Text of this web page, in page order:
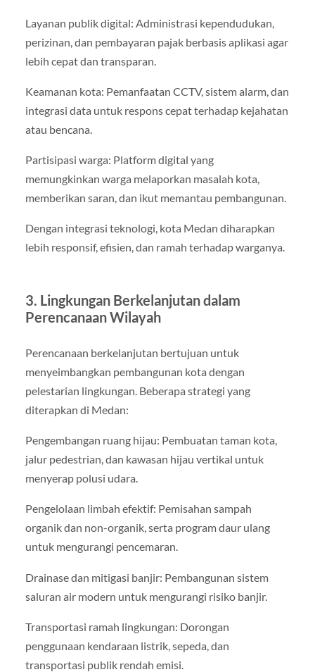
Layanan publik digital: Administrasi kependudukan,
perizinan, dan pembayaran pajak berbasis aplikasi agar
lebih cepat dan transparan.
Keamanan kota: Pemanfaatan CCTV, sistem alarm, dan
integrasi data untuk respons cepat terhadap kejahatan
atau bencana.
Partisipasi warga: Platform digital yang
memungkinkan warga melaporkan masalah kota,
memberikan saran, dan ikut memantau pembangunan.
Dengan integrasi teknologi, kota Medan diharapkan
lebih responsif, efisien, dan ramah terhadap warganya.
3. Lingkungan Berkelanjutan dalam
Perencanaan Wilayah
Perencanaan berkelanjutan bertujuan untuk
menyeimbangkan pembangunan kota dengan
pelestarian lingkungan. Beberapa strategi yang
diterapkan di Medan:
Pengembangan ruang hijau: Pembuatan taman kota,
jalur pedestrian, dan kawasan hijau vertikal untuk
menyerap polusi udara.
Pengelolaan limbah efektif: Pemisahan sampah
organik dan non-organik, serta program daur ulang
untuk mengurangi pencemaran.
Drainase dan mitigasi banjir: Pembangunan sistem
saluran air modern untuk mengurangi risiko banjir.
Transportasi ramah lingkungan: Dorongan
penggunaan kendaraan listrik, sepeda, dan
transportasi publik rendah emisi.